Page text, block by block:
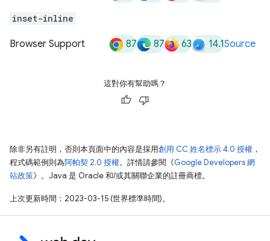
inset-inline
Browser Support 87 87 63 14.1Source
這對你有幫助嗎？
除非另有註明，否則本頁面中的內容是採用創用 CC 姓名標示 4.0 授權 ，
程式碼範例則為阿帕契 2.0 授權。詳情請參閱《Google Developers 網
站政策》。Java 是 Oracle 和/或其關聯企業的註冊商標。
上次更新時間：2023-03-15 (世界標準時間)。